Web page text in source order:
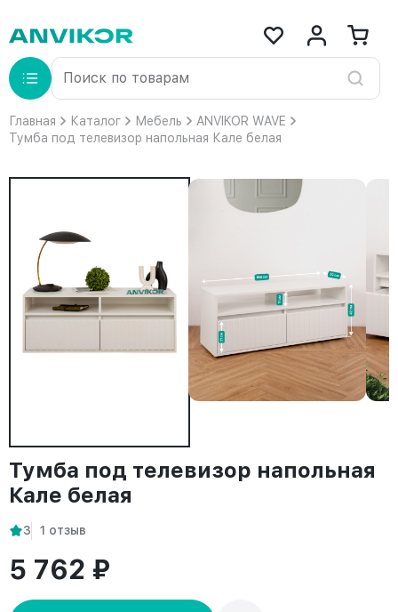
Главная Каталог Мебель
ANVIKOR WAVE
Тумба под телевизор напольная Кале белая
Тумба под телевизор напольная
Кале белая
3 1 отзыв
5 762 ₽